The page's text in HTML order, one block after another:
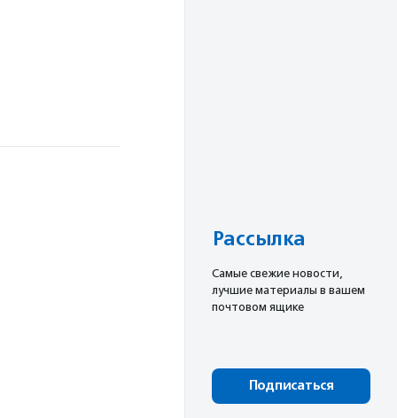
Рассылка
Cамые свежие новости,
лучшие материалы в вашем
почтовом ящике
Подписаться